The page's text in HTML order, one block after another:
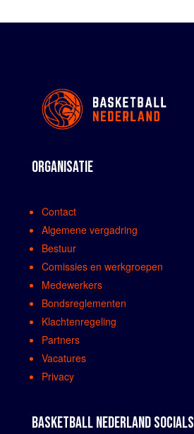
ORGANISATIE
Contact
Algemene vergadring
Bestuur
Comissies en werkgroepen
Medewerkers
Bondsreglementen
Klachtenregeling
Partners
Vacatures
Privacy
BASKETBALL NEDERLAND SOCIALS